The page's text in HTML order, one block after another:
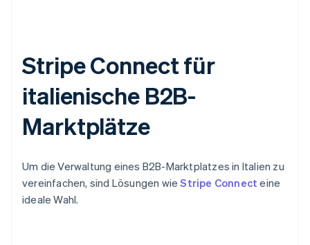
Stripe Connect für
italienische B2B-
Marktplätze
Um die Verwaltung eines B2B-Marktplatzes in Italien zu
vereinfachen, sind Lösungen wieStripe Connect eine
ideale Wahl.